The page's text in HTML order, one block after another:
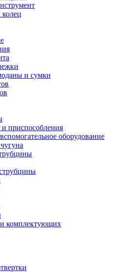
и сумки
приспособления
оборудование
комплектующих